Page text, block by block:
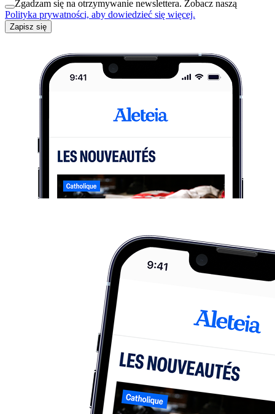
Zgadzam się na otrzymywanie newslettera. Zobacz naszą
Polityka prywatności, aby dowiedzieć się więcej.
Zapisz się